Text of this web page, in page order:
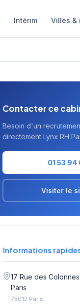
Intérim Villes &
Contacter ce
Besoin d'un
directement Lynx RH
01 53 94
Visiter le
Informations
17 Rue des
Paris
75012 Paris